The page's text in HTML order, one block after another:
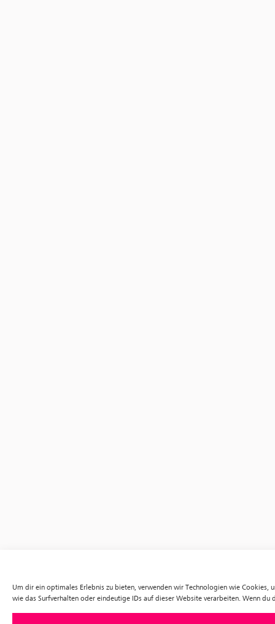
Um dir ein optimales Erlebnis zu bieten, verwenden wir Technologien wie
wie das Surfverhalten oder eindeutige IDs auf dieser Website verarbeiten. Wenn